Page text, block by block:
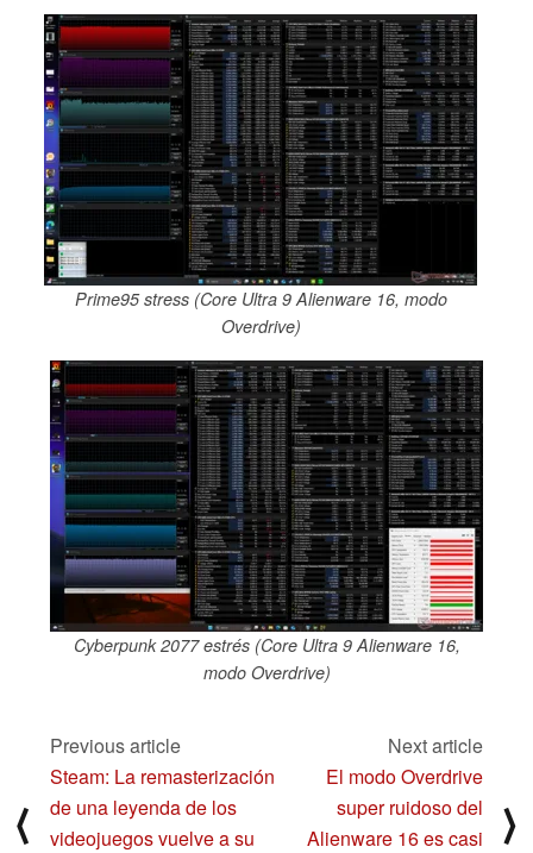
Prime95 stress (Core Ultra 9 Alienware 16, modo
Overdrive)
Cyberpunk 2077 estrés (Core Ultra 9 Alienware 16,
modo Overdrive)
⟨
Previous article
Steam: La remasterización
de una leyenda de los
videojuegos vuelve a su
Next article
El modo Overdrive
super ruidoso del
Alienware 16 es casi
⟩